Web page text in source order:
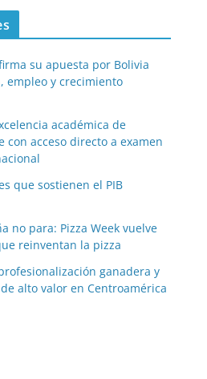
su apuesta por Bolivia
empleo y crecimiento
académica de
con acceso directo a examen
que sostienen el PIB
no para: Pizza Week vuelve
reinventan la pizza
ganadera y
alto valor en Centroamérica